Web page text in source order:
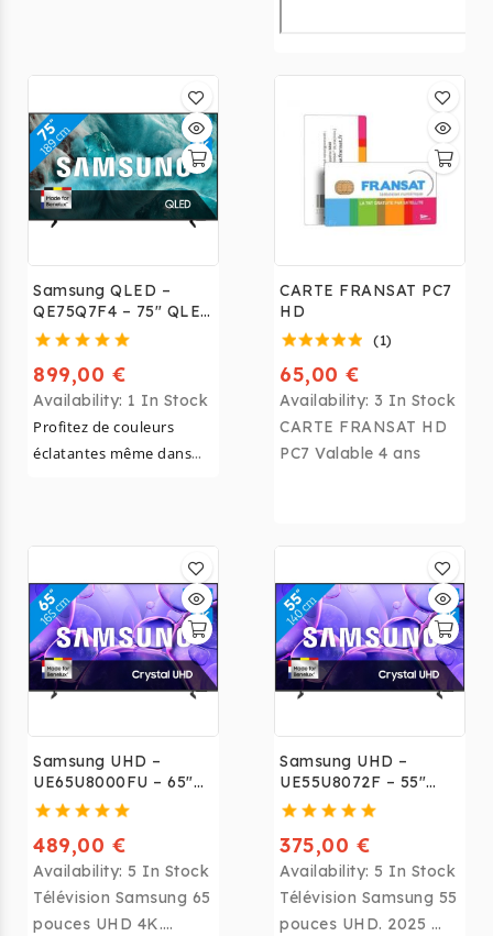
Samsung QLED –
QE75Q7F4 – 75" QLED
4K 2025
899,00 €
Availability: 1 In Stock
Profitez de couleurs
éclatantes même dans
CARTE FRANSAT PC7
HD
(1)
65,00 €
Availability: 3 In Stock
CARTE FRANSAT HD
PC7 Valable 4 ans
Samsung UHD –
UE65U8000FU – 65"
UHD 4K 2025
489,00 €
Availability: 5 In Stock
Télévision Samsung 65
pouces UHD 4K.
Samsung UHD –
UE55U8072F – 55"
UHD 4K 2025
375,00 €
Availability: 5 In Stock
Télévision Samsung 55
pouces UHD. 2025